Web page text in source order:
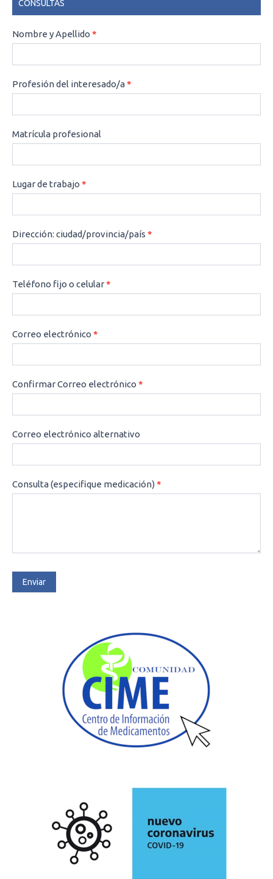
CONSULTAS
CONSULTAS
Nombre y Apellido *
Profesión del interesado/a*
Matrícula profesional
Lugar de trabajo *
Dirección: ciudad/provincia/país *
Teléfono fijo o celular*
Correo electrónico *
Confirmar Correo electrónico *
Correo electrónico alternativo
Consulta (especifique medicación)*
Enviar